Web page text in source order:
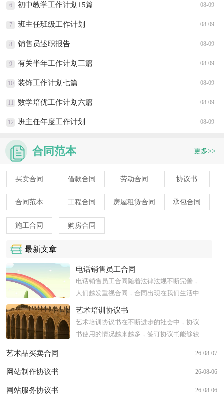
6 08-09
初中教学工作计划15篇
7 08-09
班主任班级工作计划
8 08-09
销售员述职报告
9 08-09
有关半年工作计划三篇
10 08-09
装饰工作计划七篇
11 08-09
数学培优工作计划六篇
12 08-09
班主任年度工作计划
合同范本 更多>>
买卖合同 借款合同 劳动合同 协议书
合同范本 工程合同 房屋租赁合同 承包合同
施工合同 购房合同
最新文章
电话销售员工合同
电话销售员工合同随着法律法规不断完善，
人们越发重视合同，合同出现在我们生活中
的次数越来越多，合同是对双方的保障又是
一种约束。那么一般合同...
艺术培训协议书
艺术培训协议书在不断进步的社会中，协议
书使用的情况越来越多，签订协议书能够较
26-08-07
艺术品买卖合同
26-08-06
网站制作协议书
26-08-06
网站服务协议书